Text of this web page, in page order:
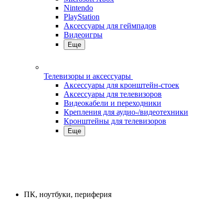
Nintendo
PlayStation
Аксессуары для геймпадов
Видеоигры
Еще
Телевизоры и аксессуары
Аксессуары для кронштейн-стоек
Аксессуары для телевизоров
Видеокабели и переходники
Крепления для аудио-/видеотехники
Кронштейны для телевизоров
Еще
ПК, ноутбуки, периферия